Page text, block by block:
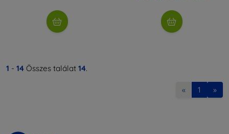
1 - 14 Összes találat 14.
« 1 »